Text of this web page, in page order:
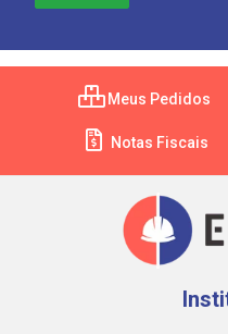
Meus Pedidos
Notas Fiscais